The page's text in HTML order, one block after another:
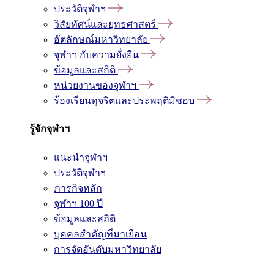
ประวัติจุฬาฯ
วิสัยทัศน์และยุทธศาสตร์
อัตลักษณ์มหาวิทยาลัย
จุฬาฯ กับความยั่งยืน
ข้อมูลและสถิติ
หน่วยงานของจุฬาฯ
ร้องเรียนทุจริตและประพฤติมิชอบ
รู้จักจุฬาฯ
แนะนำจุฬาฯ
ประวัติจุฬาฯ
ภารกิจหลัก
จุฬาฯ 100 ปี
ข้อมูลและสถิติ
บุคคลสำคัญที่มาเยือน
การจัดอันดับมหาวิทยาลัย